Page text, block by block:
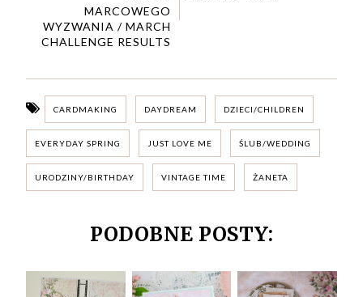
MARCOWEGO
WYZWANIA / MARCH
CHALLENGE RESULTS
CARDMAKING DAYDREAM DZIECI/CHILDREN
EVERYDAY SPRING JUST LOVE ME ŚLUB/WEDDING
URODZINY/BIRTHDAY VINTAGE TIME ŻANETA
PODOBNE POSTY: